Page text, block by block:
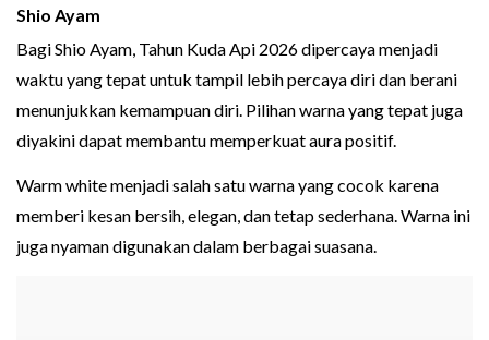
Shio Ayam
Bagi Shio Ayam, Tahun Kuda Api 2026 dipercaya menjadi
waktu yang tepat untuk tampil lebih percaya diri dan berani
menunjukkan kemampuan diri. Pilihan warna yang tepat juga
diyakini dapat membantu memperkuat aura positif.
Warm white menjadi salah satu warna yang cocok karena
memberi kesan bersih, elegan, dan tetap sederhana. Warna ini
juga nyaman digunakan dalam berbagai suasana.